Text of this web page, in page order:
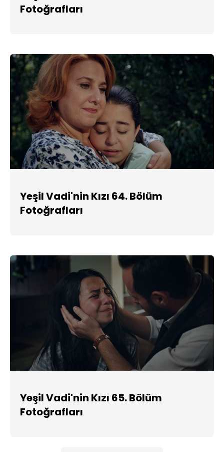
Fotoğrafları
Yeşil Vadi'nin Kızı 64. Bölüm
Fotoğrafları
Yeşil Vadi'nin Kızı 65. Bölüm
Fotoğrafları